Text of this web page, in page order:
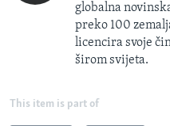
globalna
preko 100
licencira svoje
širom svijeta.
This item is part of